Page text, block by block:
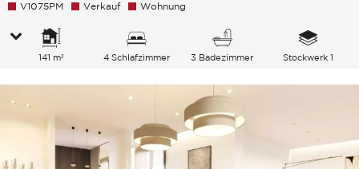
V1075PM Verkauf Wohnung
141 m² 4 Schlafzimmer 3 Badezimmer Stockwerk 1